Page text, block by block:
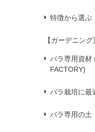
特徴から選ぶ
【ガーデニング
バラ専用資材
FACTORY)
バラ栽培に最
バラ専用の土